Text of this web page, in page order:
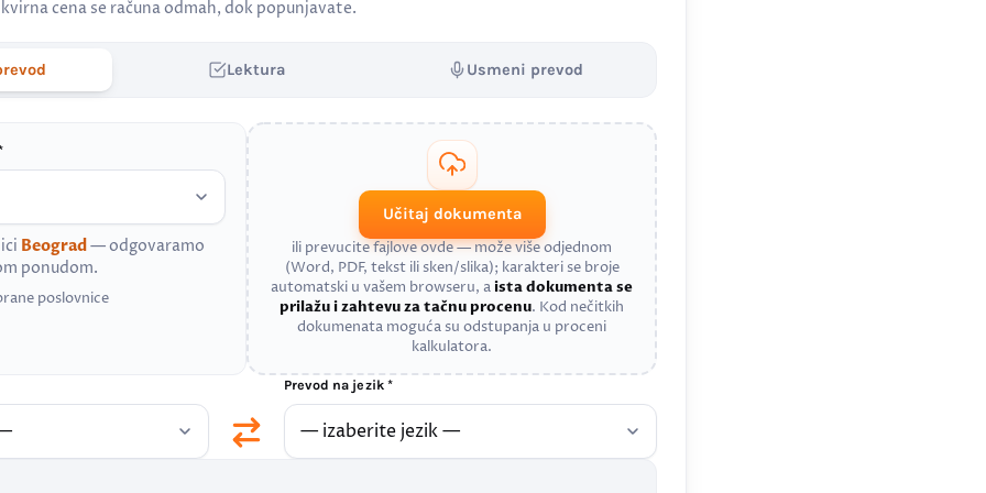
cena se računa odmah, dok popunjavate.
Lektura Usmeni prevod
Beograd— odgovaramo
ponudom.
poslovnice
Učitaj dokumenta
ili prevucite fajlove ovde — može više odjednom
(Word, PDF, tekst ili sken/slika); karakteri se broje
automatski u vašem browseru, aista dokumenta se
prilažu i zahtevu za tačnu procenu. Kod nečitkih
dokumenata moguća su odstupanja u proceni
kalkulatora.
Prevod na jezik *